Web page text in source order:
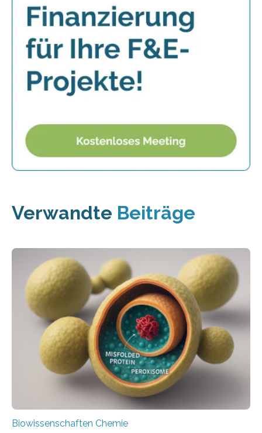
Verwandte Beiträge
Biowissenschaften Chemie